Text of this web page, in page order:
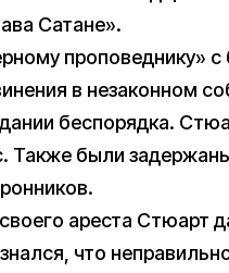
Сатане».
проповеднику»
в незаконном
беспорядка.
Также были
ареста Стюарт
что